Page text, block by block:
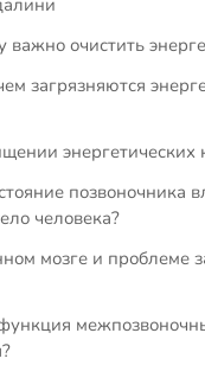
важно очистить
загрязняются
энергетических
позвоночника
человека?
мозге и проблеме